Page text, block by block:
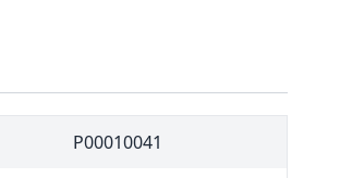
P00010041